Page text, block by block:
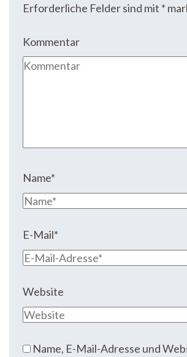
Erforderliche Felder sind mit *
Kommentar
Name*
E-Mail*
Website
Name, E-Mail-Adresse und